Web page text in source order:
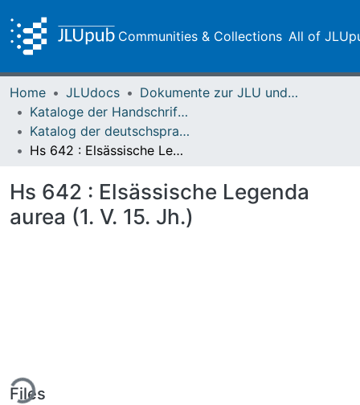
Communities & Collections All of
Home JLUdocs
Dokumente zur JLU und ihren Sammlungen
Kataloge der Handschriften der Universitätsbibliothek
Katalog der deutschsprachigen mittelalterlichen Handschriften – Seelbach
Hs 642 : Elsässische Legenda aurea (1. V. 15. Jh.)
Hs 642 : Elsässische Legenda
aurea (1. V. 15. Jh.)
Files